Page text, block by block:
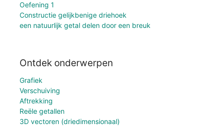
Oefening 1
Constructie gelijkbenige driehoek
een natuurlijk getal delen door een breuk
Ontdek onderwerpen
Grafiek
Verschuiving
Aftrekking
Reële getallen
3D vectoren (driedimensionaal)